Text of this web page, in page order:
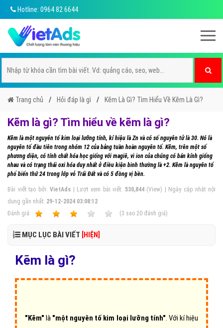
Hotline: 0964 82 6644
Trang chủ Hỏi đáp là gì Kẽm Là Gì? Tìm Hiểu Về Kẽm Là Gì?
Kẽm là gì? Tìm hiểu về kẽm là gì?
Kẽm là một nguyên tố kim loại lưỡng tính, kí hiệu là Zn và có số nguyên tử là 30. Nó là
nguyên tố đầu tiên trong nhóm 12 của bảng tuần hoàn nguyên tố. Kẽm, trên một số
phương diện, có tính chất hóa học giống với magiê, vì ion của chúng có bán kính giống
nhau và có trạng thái oxi hóa duy nhất ở điều kiện bình thường là +2. Kẽm là nguyên tố
phổ biến thứ 24 trong lớp vỏ Trái Đất và có 5 đồng vị bền.
Bài viết tạo bởi:VietAds | Lượt xem bài viết: 530,844(View) | Ngày cập nhật nội
dung gần nhất: 29-12-2024 03:08:12
Ðánh giá:
(3 sao 20 đánh giá)
MỤC LỤC BÀI VIẾT [HIỆN]
Kẽm là gì?
"Kẽm"là "một nguyên tố kim loại lưỡng tính". Với kí hiệu